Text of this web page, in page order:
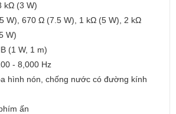
kΩ (3 W)
W), 670 Ω (7.5 W), 1 kΩ (5 W), 2 kΩ
W)
(1 W, 1 m)
- 8,000 Hz
hình nón, chống nước có đường kính
ấn